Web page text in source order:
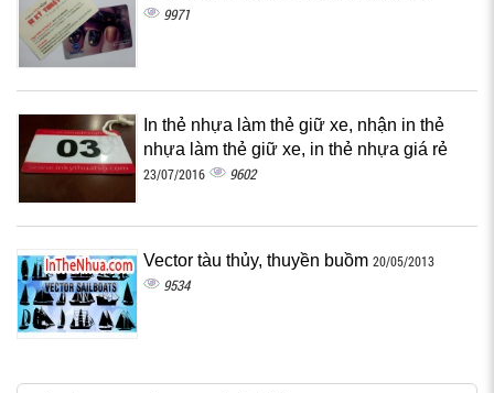
9971
In thẻ nhựa làm thẻ giữ xe, nhận in thẻ
nhựa làm thẻ giữ xe, in thẻ nhựa giá rẻ
23/07/2016 9602
Vector tàu thủy, thuyền buồm 20/05/2013
9534